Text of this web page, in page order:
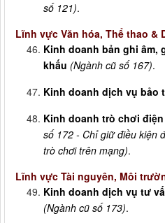
số 121).
Lĩnh vực Văn hóa, Thể thao &
Kinh doanh bản ghi âm,
khấu (Ngành cũ số 167).
Kinh doanh dịch vụ bảo
Kinh doanh trò chơi
số 172 - Chỉ giữ điều kiện
trò chơi trên mạng).
Lĩnh vực Tài nguyên, Môi
Kinh doanh dịch vụ tư
(Ngành cũ số 173).